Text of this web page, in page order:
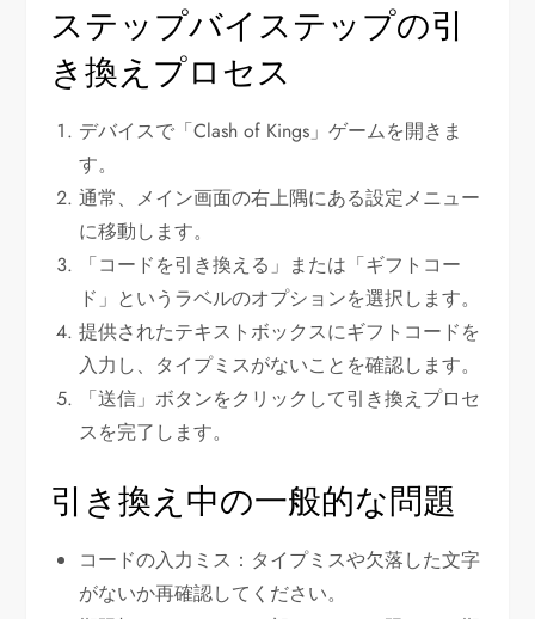
ステップバイステップの引
き換えプロセス
デバイスで「Clash of Kings」ゲームを開きま
す。
通常、メイン画面の右上隅にある設定メニュー
に移動します。
「コードを引き換える」または「ギフトコー
ド」というラベルのオプションを選択します。
提供されたテキストボックスにギフトコードを
入力し、タイプミスがないことを確認します。
「送信」ボタンをクリックして引き換えプロセ
スを完了します。
引き換え中の一般的な問題
コードの入力ミス：タイプミスや欠落した文字
がないか再確認してください。